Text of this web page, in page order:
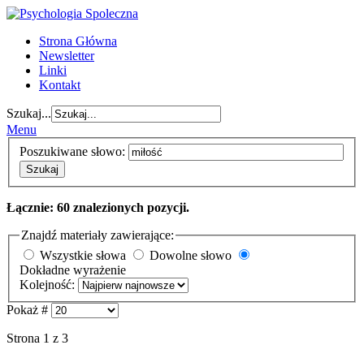
Strona Główna
Newsletter
Linki
Kontakt
Szukaj...
Menu
Poszukiwane słowo:
Szukaj
Łącznie: 60 znalezionych pozycji.
Znajdź materiały zawierające:
Wszystkie słowa
Dowolne słowo
Dokładne wyrażenie
Kolejność:
Pokaż #
Strona 1 z 3